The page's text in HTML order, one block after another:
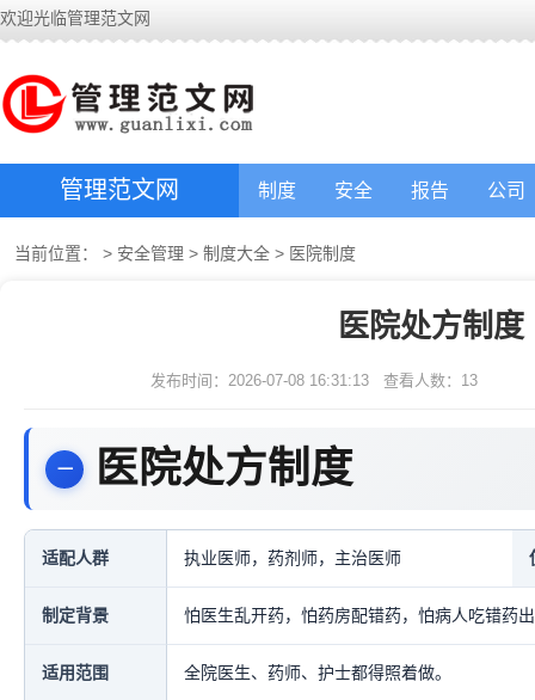
欢迎光临管理范文网
管理范文网 制度 安全 报告 公司
当前位置： > 安全管理 > 制度大全 > 医院制度
医院处方制
发布时间：2026-07-08 16:31:13 查看人数： 13
医院处方制度
适配人群 执业医师，药剂师，主治医师
制定背景 怕医生乱开药，怕药房配错药，怕病人吃错药
适用范围 全院医生、药师、护士都得照着做。